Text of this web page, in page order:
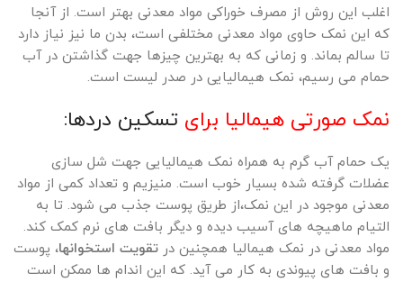
اغلب این روش از مصرف خوراکی مواد معدنی بهتر است. از آنجا
که این نمک حاوی مواد معدنی مختلفی است، بدن ما نیز نیاز دارد
تا سالم بماند. و زمانی که به بهترین چیزها جهت گذاشتن در آب
حمام می رسیم، نمک هیمالیایی در صدر لیست است.
نمک صورتی هیمالیا برای تسکین دردها:
یک حمام آب گرم به همراه نمک هیمالیایی جهت شل سازی
عضلات گرفته شده بسیار خوب است. منیزیم و تعداد کمی از مواد
معدنی موجود در این نمک،از طریق پوست جذب می شود. تا به
التیام ماهیچه های آسیب دیده و دیگر بافت های نرم کمک کند.
مواد معدنی در نمک هیمالیا همچنین در تقویت استخوانها، پوست
و بافت های پیوندی به کار می آید. که این اندام ها ممکن است